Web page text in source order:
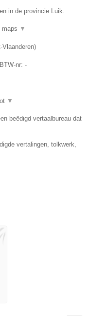
in de provincie Luik.
maps ▼
Vlaanderen)
nr: -
▼
beëdigd vertaalbureau dat
vertalingen, tolkwerk,